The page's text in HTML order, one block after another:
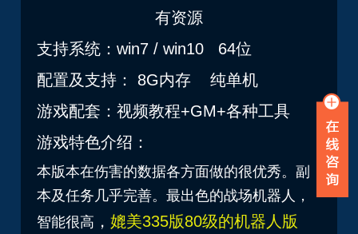
有资源
支持系统：win7 / win10 64位
配置及支持： 8G内存 纯单机
游戏配套：视频教程+GM+各种工具
游戏特色介绍：
本版本在伤害的数据各方面做的很优秀。副
本及任务几乎完善。最出色的战场机器人，
智能很高 ，媲美335版80级的机器人版